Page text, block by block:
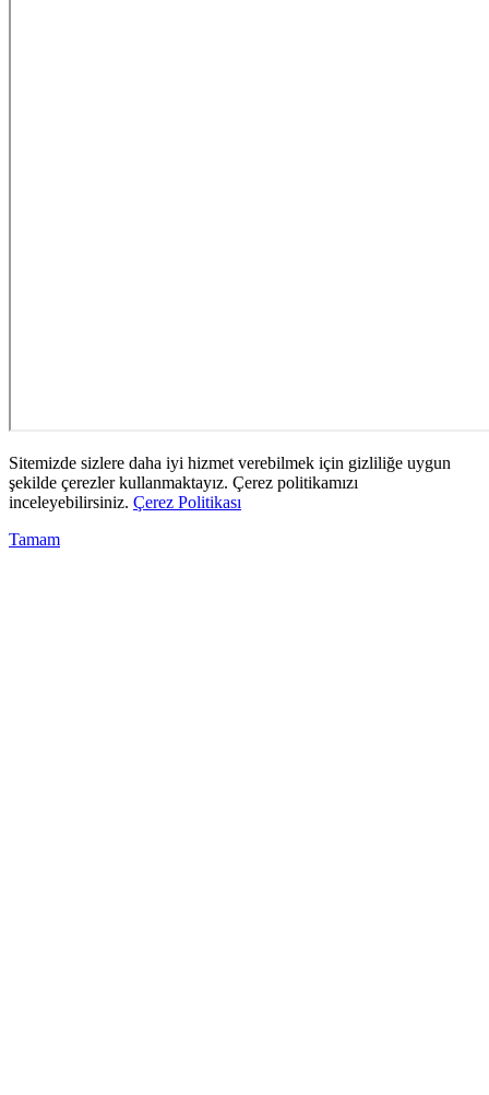
Sitemizde sizlere daha iyi hizmet verebilmek için gizliliğe uygun
şekilde çerezler kullanmaktayız. Çerez politikamızı
inceleyebilirsiniz. Çerez Politikası
Tamam